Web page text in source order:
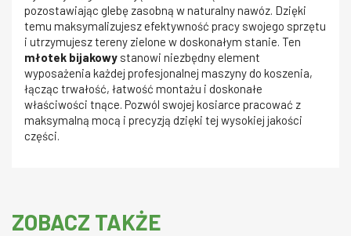
pozostawiając glebę zasobną w naturalny nawóz. Dzięki
temu maksymalizujesz efektywność pracy swojego sprzętu
i utrzymujesz tereny zielone w doskonałym stanie. Ten
młotek bijakowy stanowi niezbędny element
wyposażenia każdej profesjonalnej maszyny do koszenia,
łącząc trwałość, łatwość montażu i doskonałe
właściwości tnące. Pozwól swojej kosiarce pracować z
maksymalną mocą i precyzją dzięki tej wysokiej jakości
części.
ZOBACZ TAKŻE